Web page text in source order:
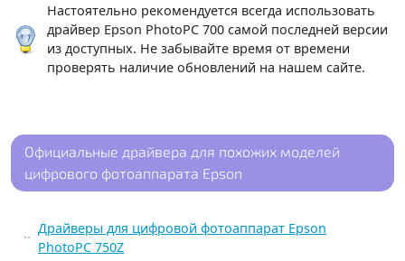
Настоятельно рекомендуется всегда использовать
драйвер Epson PhotoPC 700 самой последней версии
из доступных. Не забывайте время от времени
проверять наличие обновлений на нашем сайте.
Официальные драйвера для похожих моделей
цифрового фотоаппарата Epson
Драйверы для цифровой фотоаппарат Epson
PhotoPC 750Z